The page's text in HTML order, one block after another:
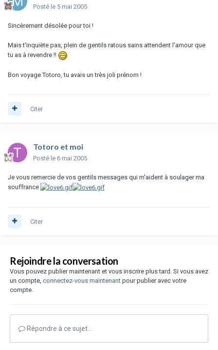
Posté le 5 mai 2005
Sincèrement désolée pour toi !
Mais t'inquiète pas, plein de gentils ratous sains attendent l'amour que
tu as à revendre !!
Bon voyage Totoro, tu avais un très joli prénom !
Citer
Totoro et moi
Posté le 6 mai 2005
Je vous remercie de vos gentils messages qui m'aident à soulager ma
souffrance
Citer
Rejoindre la conversation
Vous pouvez publier maintenant et vous inscrire plus tard. Si vous avez
un compte, connectez-vous maintenant pour publier avec votre
compte.
Répondre à ce sujet…